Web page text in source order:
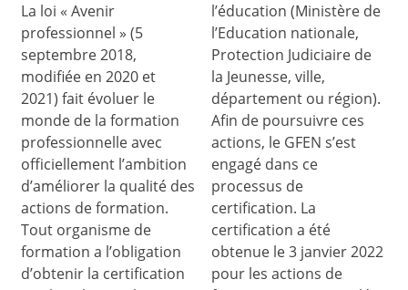
La loi « Avenir
professionnel » (5
septembre 2018,
modifiée en 2020 et
2021) fait évoluer le
monde de la formation
professionnelle avec
officiellement l’ambition
d’améliorer la qualité des
actions de formation.
Tout organisme de
formation a l’obligation
d’obtenir la certification
l’éducation (Ministère de
l’Education nationale,
Protection Judiciaire de
la Jeunesse, ville,
département ou région).
Afin de poursuivre ces
actions, le GFEN s’est
engagé dans ce
processus de
certification. La
certification a été
obtenue le 3 janvier 2022
pour les actions de